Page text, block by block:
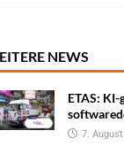
NEWS
ETAS:
7.